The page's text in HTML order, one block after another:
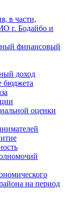
в части,
г. Бодайбо и
финансовый
доход
бюджета
оценки
на период